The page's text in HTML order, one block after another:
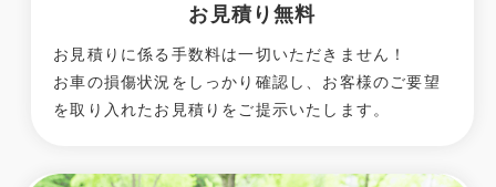
お見積り無料
お見積りに係る手数料は一切いただきません！
お車の損傷状況をしっかり確認し、お客様のご要望
を取り入れたお見積りをご提示いたします。